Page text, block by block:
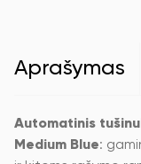
Medium
Blue
Aprašymas
Automatinis
Medium Blue: